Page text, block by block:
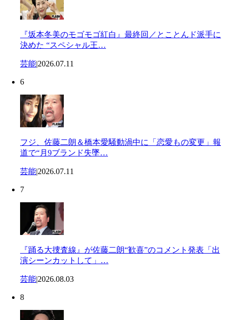
『坂本冬美のモゴモゴ紅白』最終回／とことんド派手に
決めた “スペシャル王…
芸能|2026.07.11
6
フジ、佐藤二朗＆橋本愛騒動渦中に「恋愛もの変更」報
道で“月9ブランド失墜…
芸能|2026.07.11
7
『踊る大捜査線』が佐藤二朗“歓喜”のコメント発表「出
演シーンカットして」…
芸能|2026.08.03
8